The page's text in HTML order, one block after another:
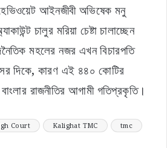
আইনজীবী অভিষেক মনু
চালুর মরিয়া চেষ্টা চালাচ্ছেন
মহলের নজর এখন বিচারপতি
দিকে, কারণ এই ৪৪০ কোটির
রাজনীতির আগামী গতিপ্রকৃতি।
Court Kalighat TMC tmc